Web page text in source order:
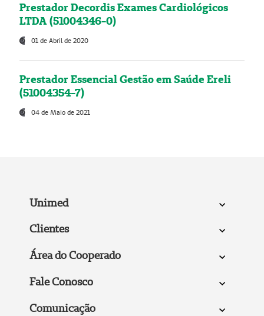
Prestador Decordis Exames Cardiológicos
LTDA (51004346-0)
01 de Abril de 2020
Prestador Essencial Gestão em Saúde Ereli
(51004354-7)
04 de Maio de 2021
Unimed
Clientes
Área do Cooperado
Fale Conosco
Comunicação